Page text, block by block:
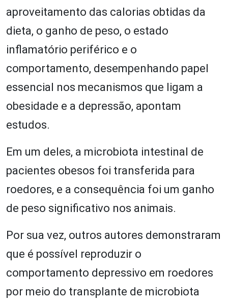
aproveitamento das calorias obtidas da
dieta, o ganho de peso, o estado
inflamatório periférico e o
comportamento, desempenhando papel
essencial nos mecanismos que ligam a
obesidade e a depressão, apontam
estudos.
Em um deles, a microbiota intestinal de
pacientes obesos foi transferida para
roedores, e a consequência foi um ganho
de peso significativo nos animais.
Por sua vez, outros autores demonstraram
que é possível reproduzir o
comportamento depressivo em roedores
por meio do transplante de microbiota